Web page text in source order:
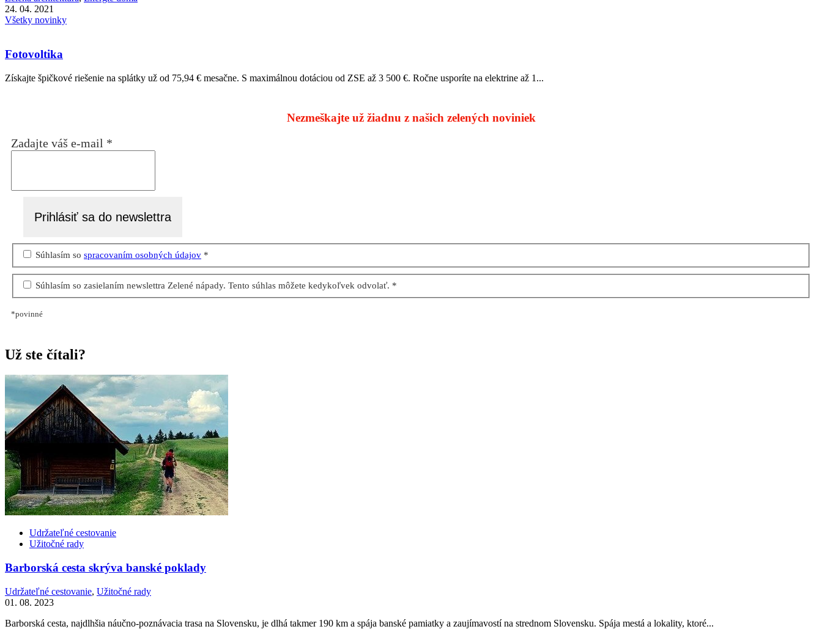
24. 04. 2021
Všetky novinky
Fotovoltika
Získajte špičkové riešenie na splátky už od 75,94 € mesačne. S maximálnou dotáciou od ZSE až 3 500 €. Ročne usporíte na elektrine až 1...
Nezmeškajte už žiadnu z našich zelených noviniek
Zadajte váš e-mail *
Súhlasím so spracovaním osobných údajov *
Súhlasím so zasielaním newslettra Zelené nápady. Tento súhlas môžete kedykoľvek odvolať. *
*povinné
Už ste čítali?
Udržateľné cestovanie
Užitočné rady
Barborská cesta skrýva banské poklady
Udržateľné cestovanie, Užitočné rady
01. 08. 2023
Barborská cesta, najdlhšia náučno-poznávacia trasa na Slovensku, je dlhá takmer 190 km a spája banské pamiatky a zaujímavostí na strednom Slovensku. Spája mestá a lokality, ktoré...